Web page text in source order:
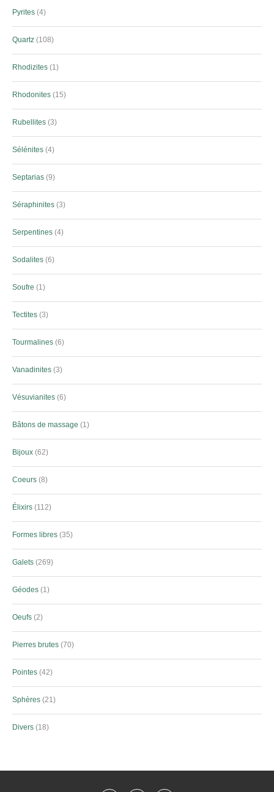
Pyrites 4
Quartz 108
Rhodizites 1
Rhodonites 15
Rubellites 3
Sélénites 4
Septarias 9
Séraphinites 3
Serpentines 4
Sodalites 6
Soufre 1
Tectites 3
Tourmalines 6
Vanadinites 3
Vésuvianites 6
Bâtons de massage 1
Bijoux 62
Coeurs 8
Élixirs 112
Formes libres 35
Galets 269
Géodes 1
Oeufs 2
Pierres brutes 70
Pointes 42
Sphères 21
Divers 18